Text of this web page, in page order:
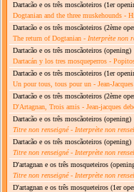
Dartacão e os três moscãoteiros (1er
Dogtanian and the three muskehounds -
Dartacão e os três moscãoteiros (2ème
The return of Dogtanian - Interprète non
Dartacão e os três moscãoteiros (opening)
Dartacán y los tres mosqueperros -
Dartacão e os três moscãoteiros (1er
Un pour tous, tous pour un - Jean-
Dartacão e os três moscãoteiros (2ème
D'Artagnan, Trois amis - Jean-jacques
Dartacão e os três moscãoteiros (opening)
Titre non renseigné- Interprète non
Dartacão e os três moscãoteiros (opening)
Titre non renseigné- Interprète non
D'artagnan e os três mosqueteiros
Titre non renseigné- Interprète non
D'artagnan e os três mosqueteiros (1er